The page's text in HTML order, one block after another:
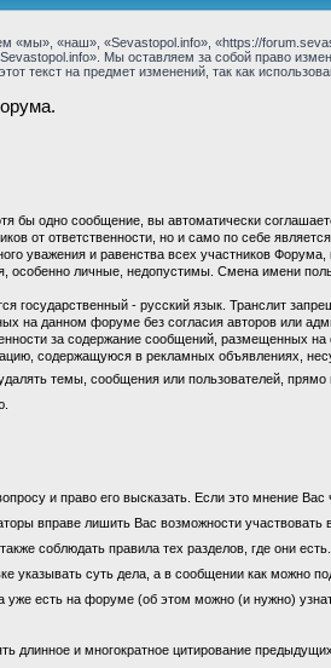
«мы», «наш», «Sevastopol.info», «https://
Мы оставляем за собой право
текст на предмет изменений, так как
бы одно сообщение, вы автоматически
от ответственности, но и само по себе
уважения и равенства всех участников
особенно личные, недопустимы. Смена имени
- русский язык. Транслит
на данном форуме без согласия авторов или
за содержание сообщений, размещенных
содержащуюся в рекламных объявлениях,
темы, сообщения или пользователей,
и право его высказать. Если это мнение
вправе лишить Вас возможности участвовать
соблюдать правила тех разделов, где они есть.
указывать суть дела, а в сообщении как можно
уже есть на форуме (об этом можно (и нужно)
длинное и многократное цитирование